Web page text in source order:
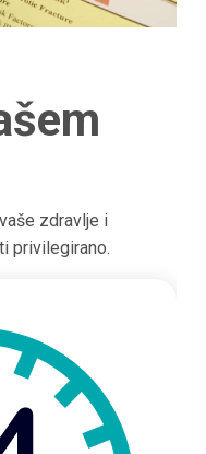
zdravlje i
privilegirano.